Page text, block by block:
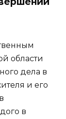
области
дела в
и его
в